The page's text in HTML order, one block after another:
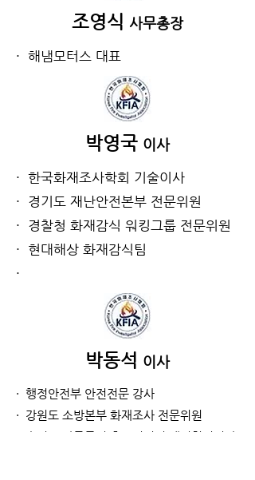
조영식 사무총장
· 해냄모터스 대표
박영국 이사
· 한국화재조사학회 기술이사
· 경기도 재난안전본부 전문위원
· 경찰청 화재감식 워킹그룹 전문위원
· 현대해상 화재감식팀
·
박동석 이사
· 행정안전부 안전전문 강사
· 강원도 소방본부 화재조사 전문위원
· 순직 소방공무원 추모기념회 대외협력이사